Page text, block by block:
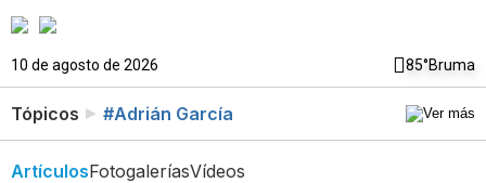
10 de agosto de 2026 85°Bruma
Tópicos #Adrián García
ArtículosFotogaleríasVídeos